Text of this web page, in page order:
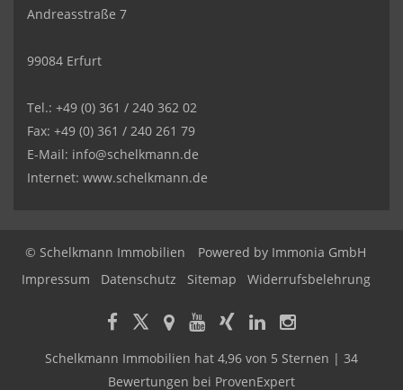
Andreasstraße 7
99084 Erfurt
Tel.: +49 (0) 361 / 240 362 02
Fax: +49 (0) 361 / 240 261 79
E-Mail: info@schelkmann.de
Internet: www.schelkmann.de
© Schelkmann Immobilien Powered by Immonia GmbH
Impressum
Datenschutz Sitemap Widerrufsbelehrung
Schelkmann Immobilien hat 4,96 von 5 Sternen | 34
Bewertungen bei ProvenExpert